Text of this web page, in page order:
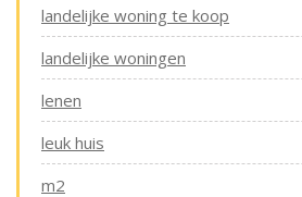
landelijke woning te koop
landelijke woningen
lenen
leuk huis
m2